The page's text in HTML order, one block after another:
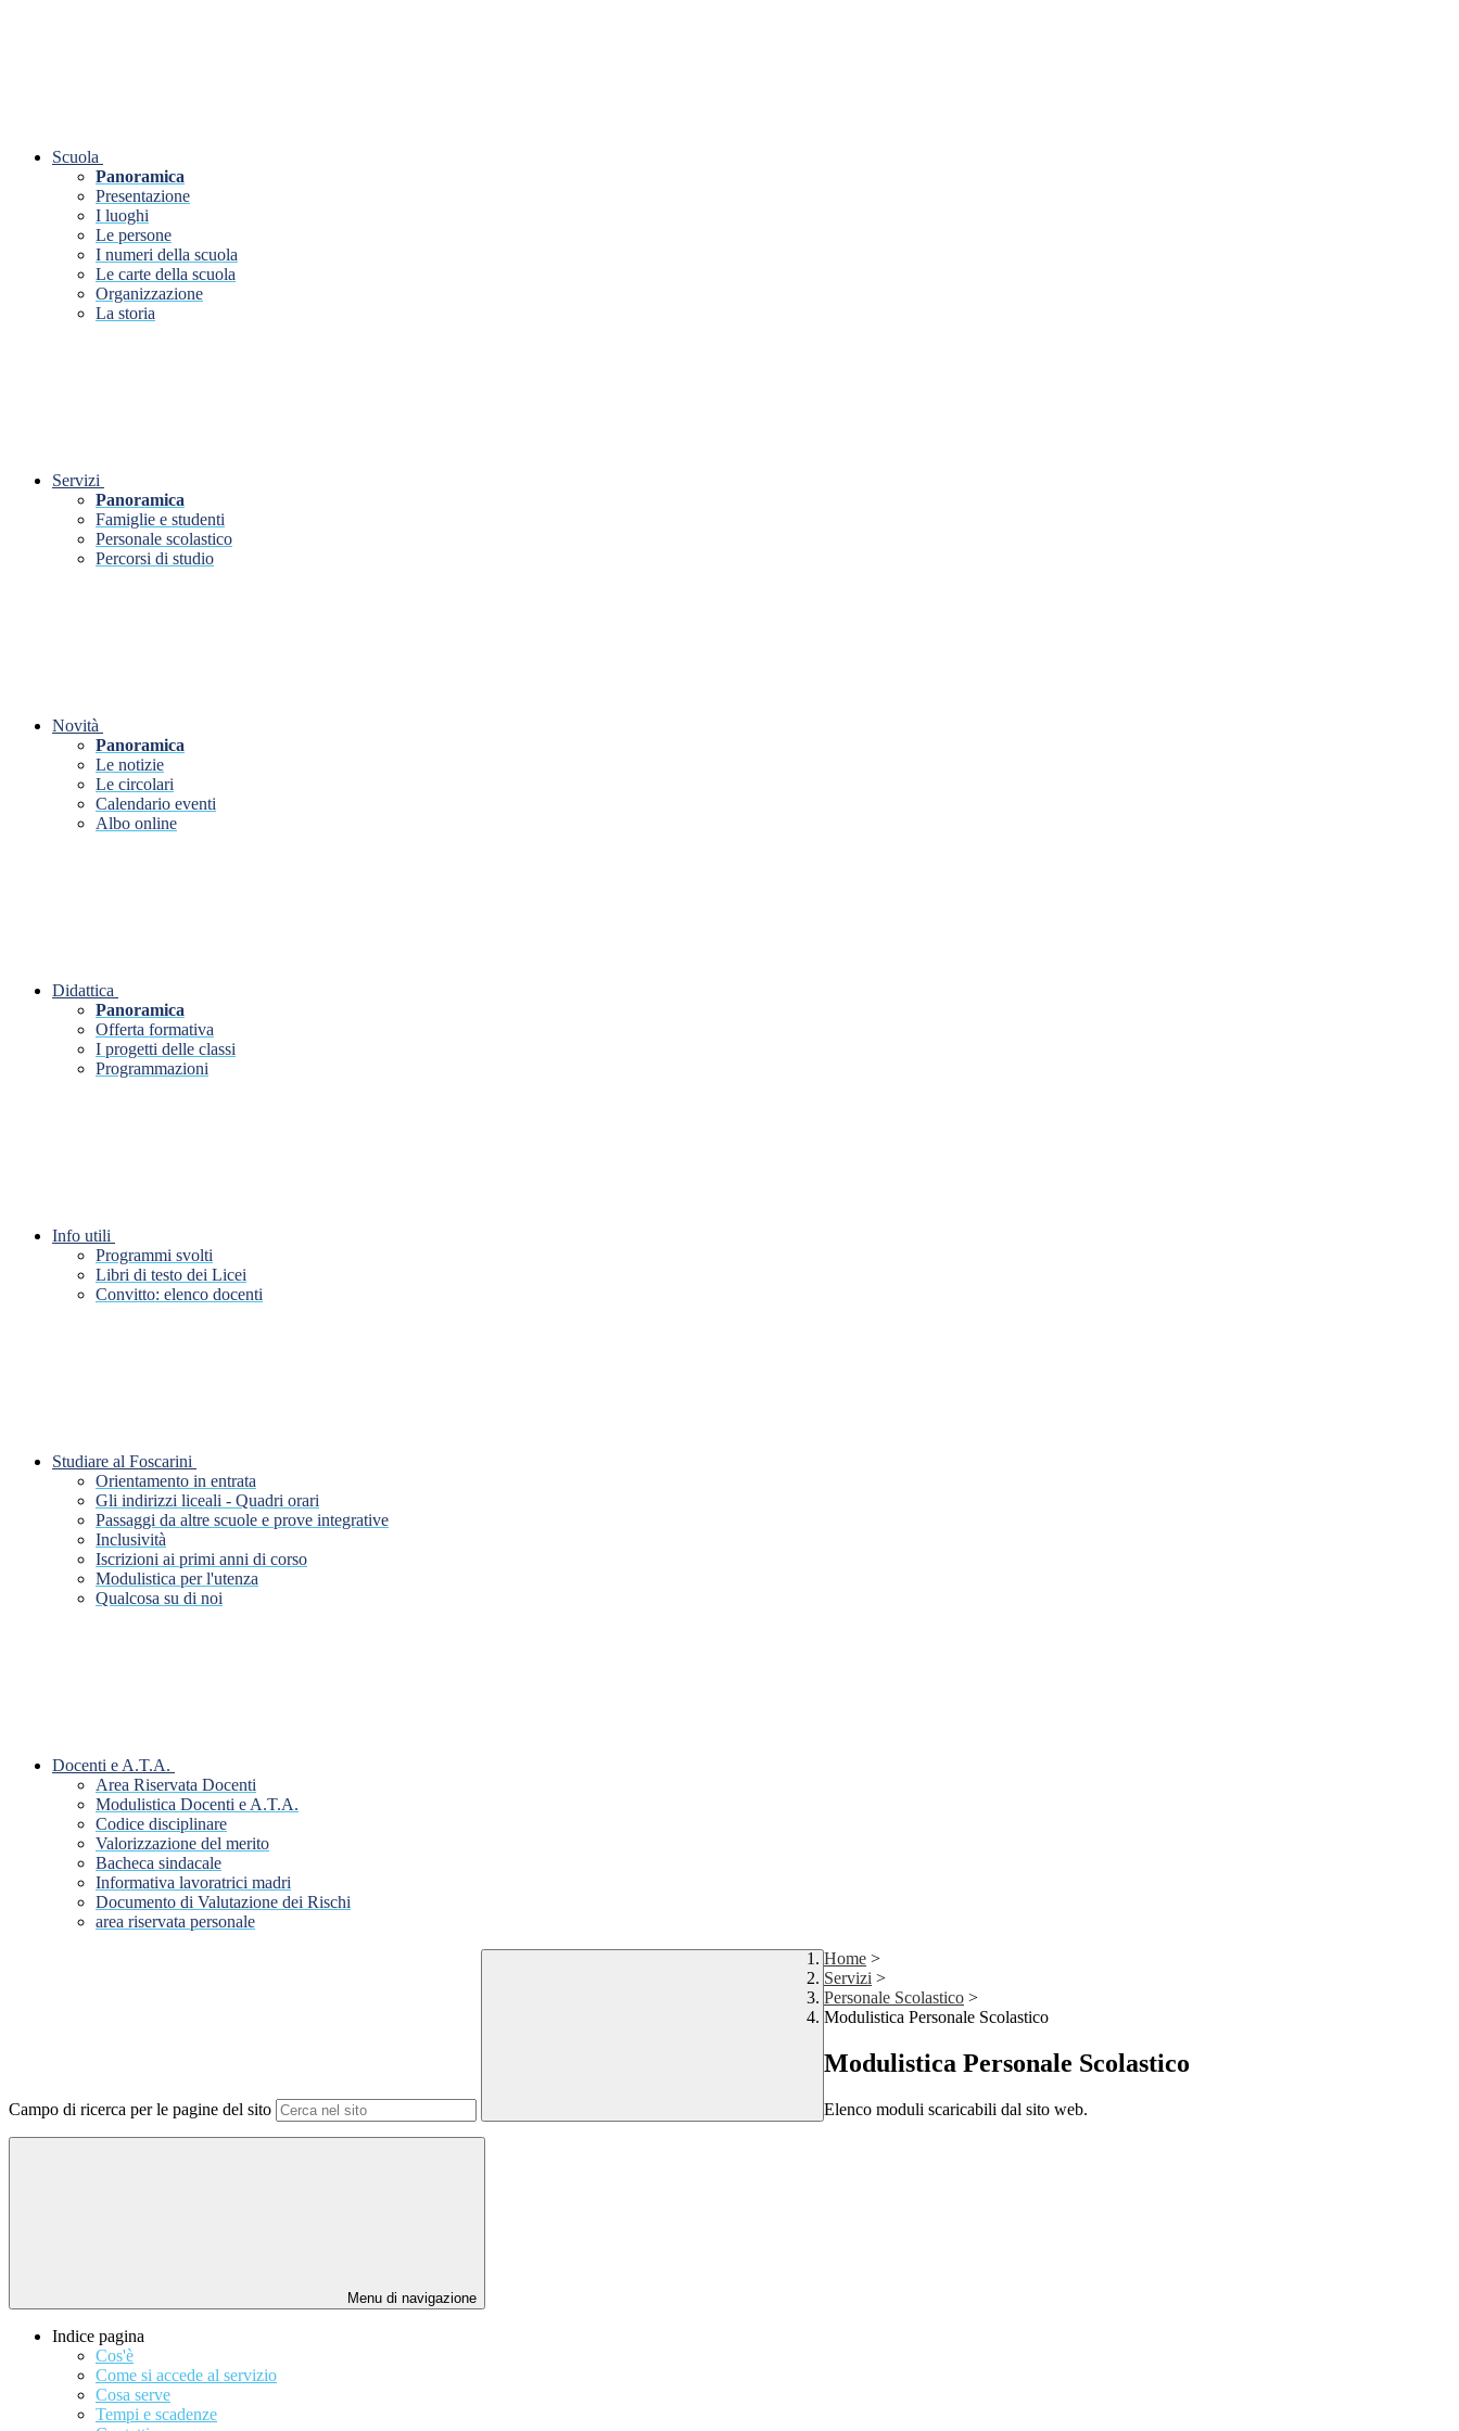
Scuola
Panoramica
Presentazione
I luoghi
Le persone
I numeri della scuola
Le carte della scuola
Organizzazione
La storia
Servizi
Panoramica
Famiglie e studenti
Personale scolastico
Percorsi di studio
Novità
Panoramica
Le notizie
Le circolari
Calendario eventi
Albo online
Didattica
Panoramica
Offerta formativa
I progetti delle classi
Programmazioni
Info utili
Programmi svolti
Libri di testo dei Licei
Convitto: elenco docenti
Studiare al Foscarini
Orientamento in entrata
Gli indirizzi liceali - Quadri orari
Passaggi da altre scuole e prove integrative
Inclusività
Iscrizioni ai primi anni di corso
Modulistica per l'utenza
Qualcosa su di noi
Docenti e A.T.A.
Area Riservata Docenti
Modulistica Docenti e A.T.A.
Codice disciplinare
Valorizzazione del merito
Bacheca sindacale
Informativa lavoratrici madri
Documento di Valutazione dei Rischi
area riservata personale
Campo di ricerca per le pagine del sito
Home >
Servizi >
Personale Scolastico >
Modulistica Personale Scolastico
Modulistica Personale Scolastico
Elenco moduli scaricabili dal sito web.
Menu di navigazione
Indice pagina
Cos'è
Come si accede al servizio
Cosa serve
Tempi e scadenze